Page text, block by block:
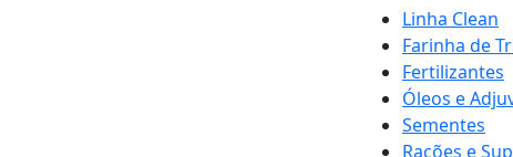
Linha Clean
Farinha de
Fertilizantes
Óleos e
Sementes
Rações e